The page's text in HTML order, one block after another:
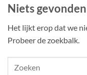
Niets gevonden
Het lijkt erop dat we
Probeer de zoekbalk.